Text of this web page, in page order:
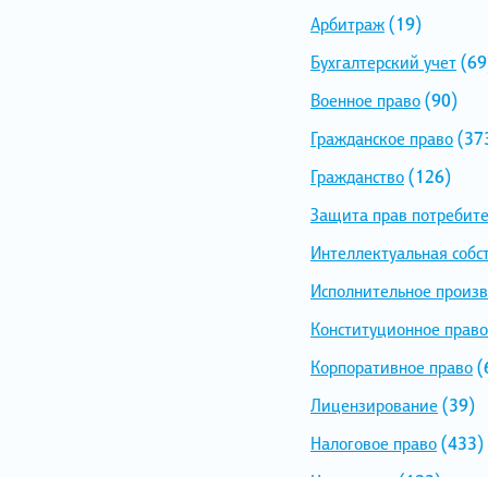
Арбитраж(19)
Бухгалтерский учет
Военное право(90)
Гражданское право
Гражданство(126)
Защита прав
Интеллектуальная
Исполнительное
Конституционное право
Корпоративное право
Лицензирование (39)
Налоговое право(433)